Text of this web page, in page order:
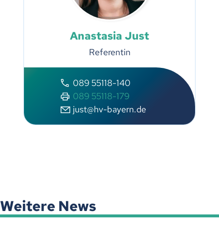
Anastasia Just
Referentin
089 55118-140
089 55118-179
just@hv-bayern.de
Weitere News